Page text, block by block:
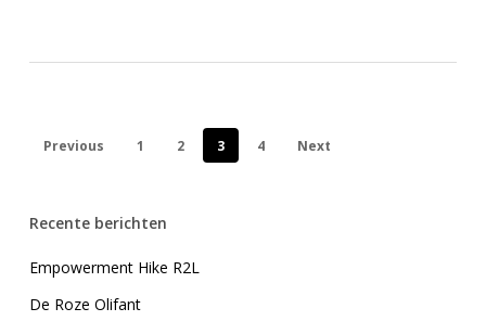
Previous 1 2 3 4 Next
Recente berichten
Empowerment Hike R2L
De Roze Olifant